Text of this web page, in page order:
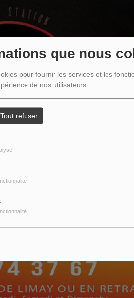
que nous
pour fournir les services et les
de nos utilisateurs.
Tout refuser